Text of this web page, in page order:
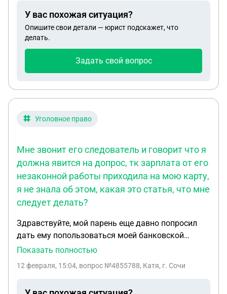
электроэнергию в моём помещении с
нарушением всех правил не поставив меня об
отключении имея номер моего телефона не
уточнив в москве я или нет прислала бумагу с с
задолженностью за декабрь с сумай 22 тысячи
980 р и указаниям чтоб подключит заплатить ей
отказывается что делать?
У вас похожая ситуация?
Опишите свои детали — юрист подскажет, что
делать.
Задать свой вопрос
Уголовное право
Мне звонит его следователь и говорит что я
должна явится на допрос, тк зарплата от его
незаконной работы приходила на мою карту,
я не знала об этом, какая это статья, что мне
следует делать?
Здравствуйте, мой парень еще давно попросил
дать ему попользоваться моей банковской
картой,просто на ежедневные расходы,тк его
приложение банка на свой телефон,все
Показать полностью
12 февраля, 15:04, вопрос №4855788, Катя, г. Сочи